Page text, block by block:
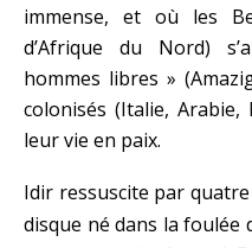
immense, et où les
d’Afrique du Nord)
hommes libres »
colonisés (Italie, Arabie,
leur vie en paix.
Idir ressuscite par
disque né dans la foulée